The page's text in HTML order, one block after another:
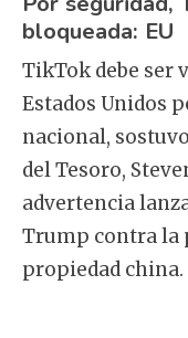
bloqueada: EU
TikTok debe ser
Estados Unidos
nacional,
del Tesoro,
advertencia
Trump contra la
propiedad china.